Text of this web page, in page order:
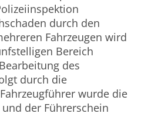
durch den
Fahrzeugen wird
Bereich
des
durch die
wurde die
der Führerschein